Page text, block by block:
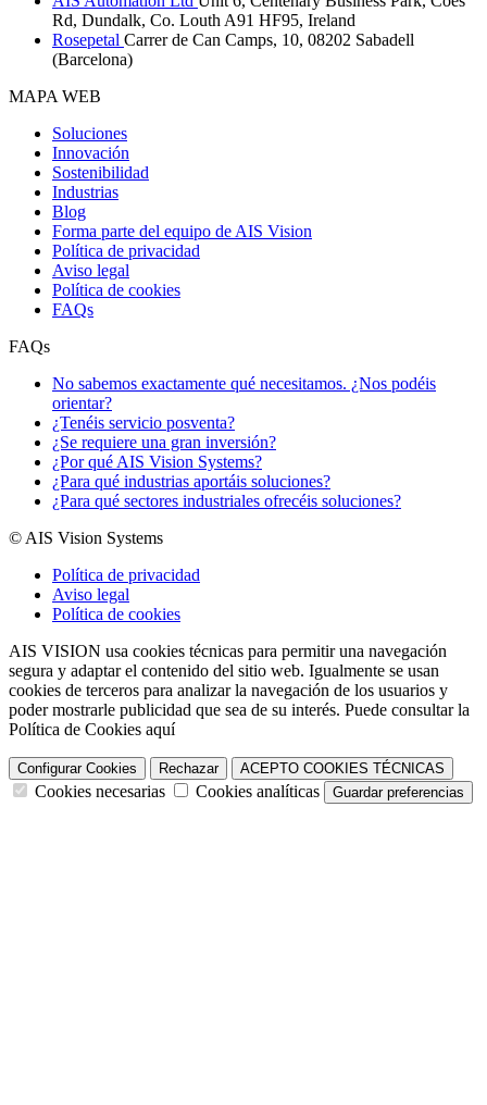
Rd, Dundalk, Co. Louth A91 HF95, Ireland
Rosepetal Carrer de Can Camps, 10, 08202 Sabadell
(Barcelona)
MAPA WEB
Soluciones
Innovación
Sostenibilidad
Industrias
Blog
Forma parte del equipo de AIS Vision
Política de privacidad
Aviso legal
Política de cookies
FAQs
FAQs
No sabemos exactamente qué necesitamos. ¿Nos podéis
orientar?
¿Tenéis servicio posventa?
¿Se requiere una gran inversión?
¿Por qué AIS Vision Systems?
¿Para qué industrias aportáis soluciones?
¿Para qué sectores industriales ofrecéis soluciones?
© AIS Vision Systems
Política de privacidad
Aviso legal
Política de cookies
AIS VISION usa cookies técnicas para permitir una navegación
segura y adaptar el contenido del sitio web. Igualmente se usan
cookies de terceros para analizar la navegación de los usuarios y
poder mostrarle publicidad que sea de su interés. Puede consultar la
Política de Cookies aquí
Configurar Cookies Rechazar ACEPTO COOKIES TÉCNICAS
Cookies necesarias Cookies analíticas Guardar preferencias